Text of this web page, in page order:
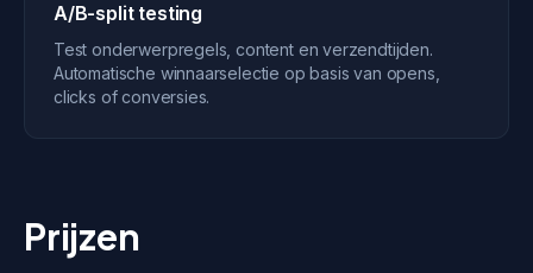
A/B-split testing
Test onderwerpregels, content en verzendtijden.
Automatische winnaarselectie op basis van opens,
clicks of conversies.
Prijzen